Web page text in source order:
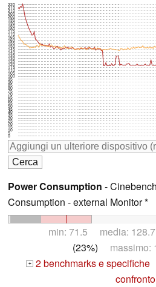
05
10
15
20
25
30
35
40
45
50
55
60
65
70
75
80
85
90
95
100
105
110
115
120
125
130
135
140
145
150
155
160
165
170
175
180
185
190
195
200
205
210
215
220
Power Consumption -
Consumption - external Monitor *
min: 71.5 media:
(23%) massimo:
+ 2 benchmarks e specifiche
confronto